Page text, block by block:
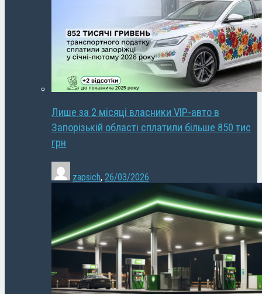
Лише за 2 місяці власники VIP-авто в
Запорізькій області сплатили більше 850 тис
грн
zapsich, 26/03/2026